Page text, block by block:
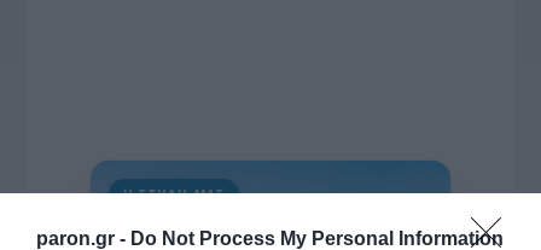
paron.gr - Do Not Process My Personal Information
Η ΣΤΗΛΗ ΜΑΣ